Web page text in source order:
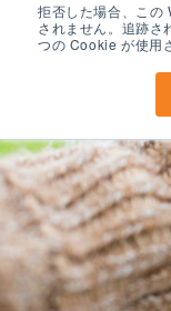
拒否した場合、この
されません。追跡さ
つの Cookie が使用